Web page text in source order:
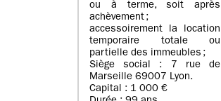
ou à terme, soit après
achèvement ;
accessoirement la location
temporaire totale ou
partielle des immeubles ;
Siège social : 7 rue de
Marseille 69007 Lyon.
Capital : 1 000 €